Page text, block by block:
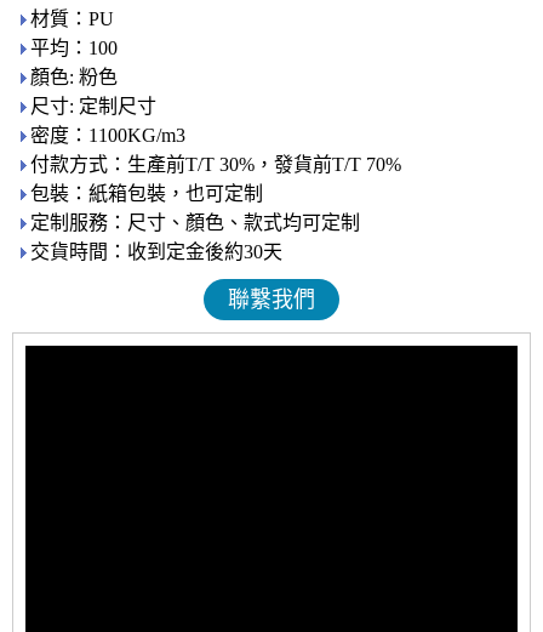
材質：PU
平均：100
顏色: 粉色
尺寸: 定制尺寸
密度：1100KG/m3
付款方式：生產前T/T 30%，發貨前T/T 70%
包裝：紙箱包裝，也可定制
定制服務：尺寸、顏色、款式均可定制
交貨時間：收到定金後約30天
聯繫我們